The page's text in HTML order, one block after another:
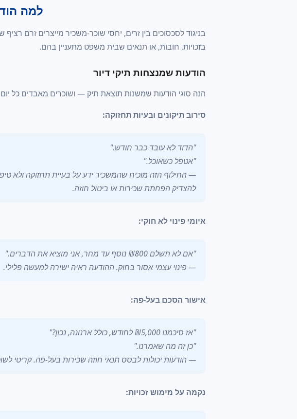
למה
בניגוד לסכסוכים בין זרים, יחסי שוכר-משכיר מייצרים זרם
בזכויות, חובות, או תנאים שבית משפט מתעניין בהם.
הודעות שמנצחות תיקי דיור
הנה סוגי הודעות שמשנות תוצאת תיק — ושוכרים מאבדים כל
סירוב תיקונים ובעיות תחזוקה:
"הדוד לא עובד כבר חודש."
"אטפל כשאוכל."
— החילוף הזה מוכיח שהמשכיר ידע על בעיית תחזוקה ולא
להצדיק הפחתת שכירות או ביטול חוזה.
איומי פינוי לא חוקי:
"אם לא תשלם ₪800 נוסף עד מחר, אני מוציא את הדברים."
— פינוי עצמי אסור בחוק. ההודעה ראיה ישירה למעשה פלילי.
אישור הסכם בעל-פה:
"אז סיכמנו ₪5,000 לחודש, כולל ארנונה, נכון?"
"כן זה מה שאמרנו."
— הודעות יכולות לבסס תנאי חוזה שכירות בעל-פה. קריטי
נקמה על מימוש זכויות: